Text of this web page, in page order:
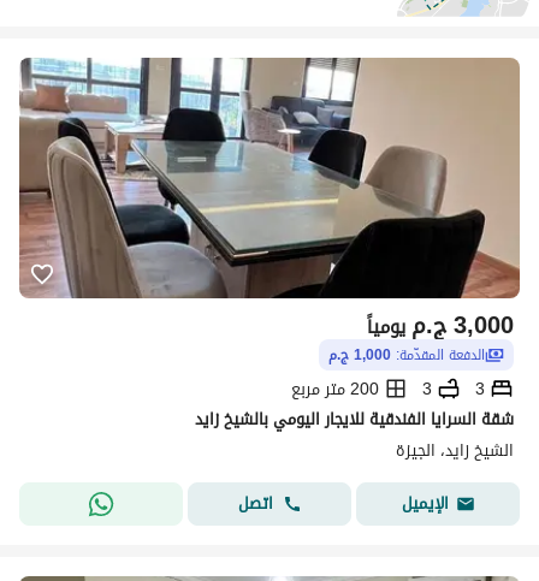
ج.م3,000 يومياً
الدفعة المقدّمة: 1,000 ج.م
3
3
200 متر مربع
شقة السرايا الفندقية للايجار اليومي بالشيخ زايد
الشيخ زايد، الجيزة
الإيميل
اتصل